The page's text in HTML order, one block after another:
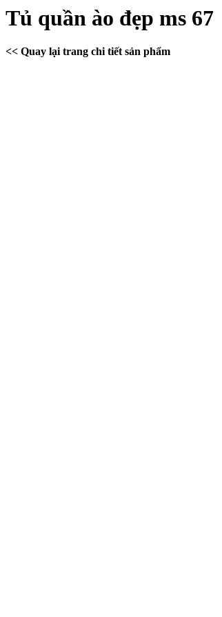
Tủ quần ào đẹp ms 67
<< Quay lại trang chi tiết sản phẩm